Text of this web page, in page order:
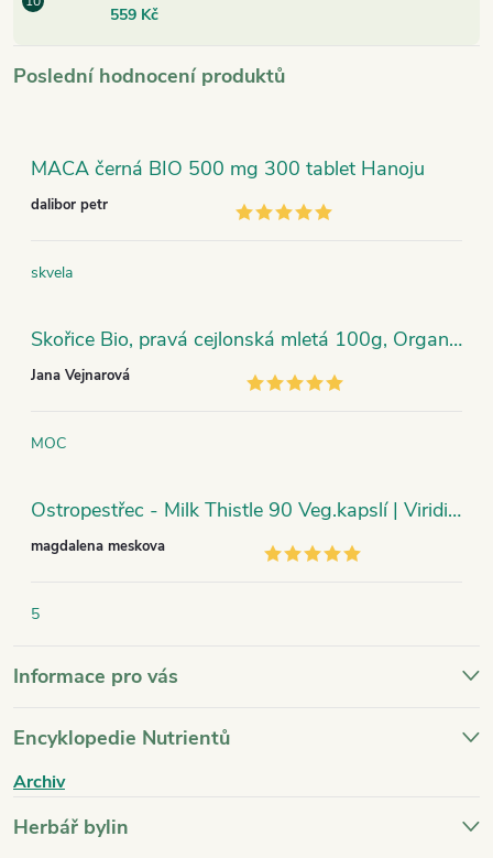
559 Kč
Poslední hodnocení produktů
MACA černá BIO 500 mg 300 tablet Hanoju
dalibor petr
skvela
Skořice Bio, pravá cejlonská mletá 100g, Organic India
Jana Vejnarová
MOC
Ostropestřec - Milk Thistle 90 Veg.kapslí | Viridian
magdalena meskova
5
Informace pro vás
Encyklopedie Nutrientů
Archiv
Herbář bylin